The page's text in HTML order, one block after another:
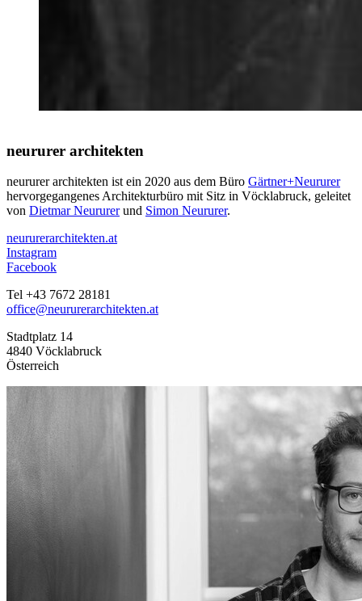
neururer architekten
neururer architekten ist ein 2020 aus dem Büro Gärtner+Neururer
hervorgegangenes Architekturbüro mit Sitz in Vöcklabruck, geleitet
von Dietmar Neururerund Simon Neururer.
neururerarchitekten.at
Instagram
Facebook
Tel +43 7672 28181
office@neururerarchitekten.at
Stadtplatz 14
4840 Vöcklabruck
Österreich